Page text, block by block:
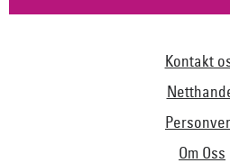
Kontakt
Om Oss